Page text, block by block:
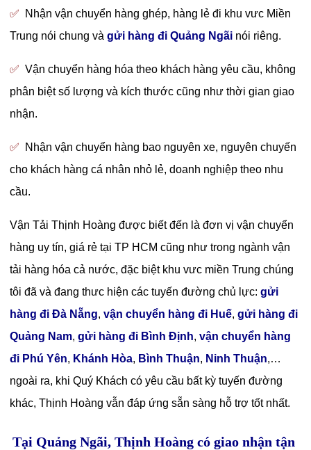
✅
Nhận vận chuyển hàng ghép, hàng lẻ đi khu vưc Miền
Trung nói chung vàgửi hàng đi Quảng Ngãi nói riêng.
✅Vận chuyển hàng hóa theo khách hàng yêu cầu, không
phân biệt số lượng và kích thước cũng như thời gian giao
nhận.
✅
Nhận vận chuyển hàng bao nguyên xe, nguyên chuyến
cho khách hàng cá nhân nhỏ lẻ, doanh nghiệp theo nhu
cầu.
Vận Tải Thịnh Hoàng được biết đến là đơn vị vận chuyển
hàng uy tín, giá rẻ tại TP HCM cũng như trong ngành vận
tải hàng hóa cả nước, đặc biệt khu vưc miền Trung chúng
tôi đã và đang thưc hiện các tuyến đường chủ lực:gửi
hàng đi Đà Nẵng,vận chuyển hàng đi Huế,gửi hàng đi
Quảng Nam,gửi hàng đi Bình Định,vận chuyển hàng
đi Phú Yên, Khánh Hòa, Bình Thuận, Ninh Thuận,…
ngoài ra, khi Quý Khách có yêu cầu bất kỳ tuyến đường
khác, Thịnh Hoàng vẫn đáp ứng sẵn sàng hỗ trợ tốt nhất.
Tại Quảng Ngãi, Thịnh Hoàng có giao nhận tận